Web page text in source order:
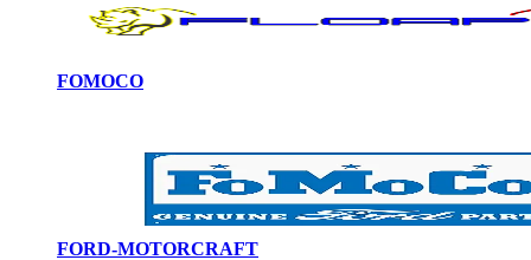
FOMOCO
FORD-MOTORCRAFT